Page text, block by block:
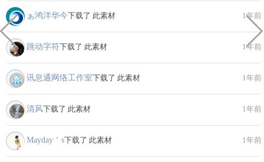
ぁ鸿洋华今下载了 此素材 1年前
跳动字符下载了 此素材 1年前
讯息通网络工作室下载了 此素材 1年前
清风下载了 此素材 1年前
Mayday＇s下载了 此素材 1年前